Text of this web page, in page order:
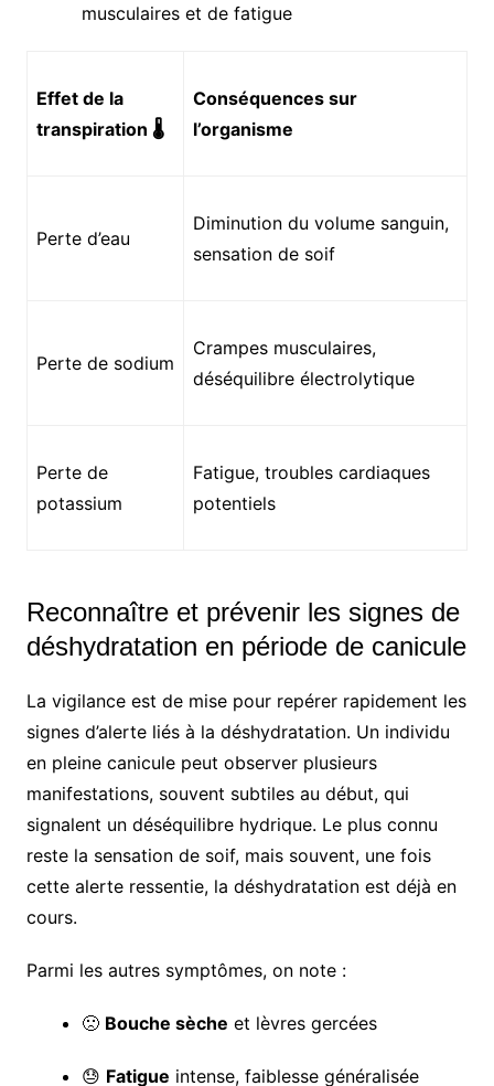
musculaires et de fatigue
Effet de la
transpiration 🌡️
Conséquences sur
l’organisme
Perte d’eau
Diminution du volume sanguin,
sensation de soif
Perte de sodium
Crampes musculaires,
déséquilibre électrolytique
Perte de
potassium
Fatigue, troubles cardiaques
potentiels
Reconnaître et prévenir les signes de
déshydratation en période de canicule
La vigilance est de mise pour repérer rapidement les
signes d’alerte liés à la déshydratation. Un individu
en pleine canicule peut observer plusieurs
manifestations, souvent subtiles au début, qui
signalent un déséquilibre hydrique. Le plus connu
reste la sensation de soif, mais souvent, une fois
cette alerte ressentie, la déshydratation est déjà en
cours.
Parmi les autres symptômes, on note :
🙁 Bouche sèche et lèvres gercées
😓 Fatigue intense, faiblesse généralisée